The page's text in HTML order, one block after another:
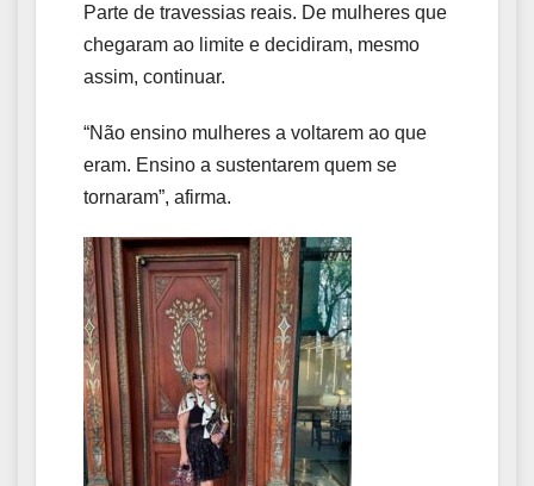
Parte de travessias reais. De mulheres que
chegaram ao limite e decidiram, mesmo
assim, continuar.
“Não ensino mulheres a voltarem ao que
eram. Ensino a sustentarem quem se
tornaram”, afirma.